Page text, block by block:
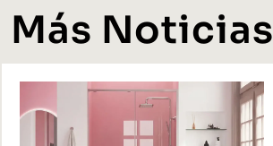
Más Noticias